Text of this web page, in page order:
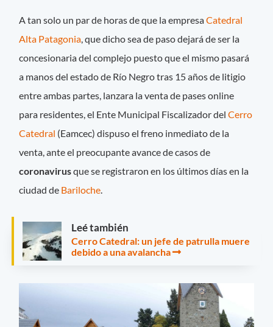
A tan solo un par de horas de que la empresaCatedral
Alta Patagonia , que dicho sea de paso dejará de ser la
concesionaria del complejo puesto que el mismo pasará
a manos del estado de Río Negro tras 15 años de litigio
entre ambas partes, lanzara la venta de pases online
para residentes, el Ente Municipal Fiscalizador delCerro
Catedral (Eamcec) dispuso el freno inmediato de la
venta, ante el preocupante avance de casos de
coronavirusque se registraron en los últimos días en la
ciudad de Bariloche
Leé también
Cerro Catedral: un jefe de patrulla muere
debido a una avalancha